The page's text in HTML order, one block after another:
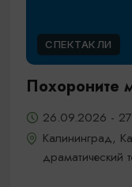
СПЕКТАКЛИ
Похороните
26.09.2026 -
Калининград,
драматический